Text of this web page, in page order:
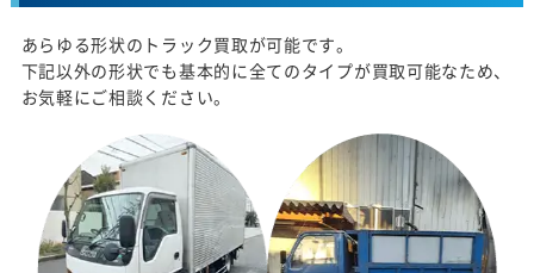
あらゆる形状のトラック買取が可能です。
下記以外の形状でも基本的に全てのタイプが買取可能なため、
お気軽にご相談ください。